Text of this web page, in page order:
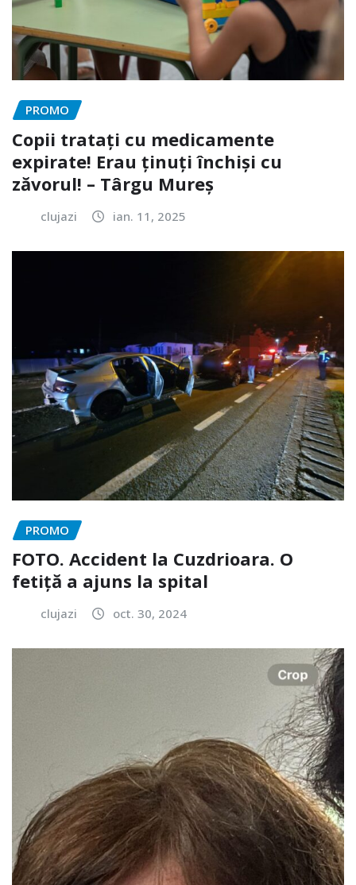
PROMO
Copii tratați cu medicamente
expirate! Erau ținuți închiși cu
zăvorul! – Târgu Mureș
clujazi ian. 11, 2025
PROMO
FOTO. Accident la Cuzdrioara. O
fetiță a ajuns la spital
clujazi oct. 30, 2024